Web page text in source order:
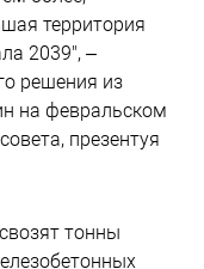
территория
2039", –
решения из
на февральском
презентуя
тонны